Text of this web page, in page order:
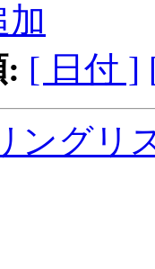
加
: [ 日付 ]
ングリ